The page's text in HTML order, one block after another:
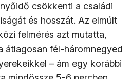
csökkenti a családi
és hosszát. Az elmúlt
felmérés azt mutatta,
átlagosan fél-háromnegyed
– ám egy korábbi